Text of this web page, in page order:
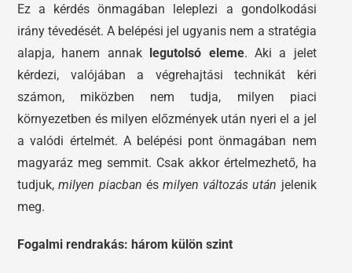
Ez a kérdés önmagában leleplezi a gondolkodási
irány tévedését. A belépési jel ugyanis nem a stratégia
alapja, hanem annak legutolsó eleme. Aki a jelet
kérdezi, valójában a végrehajtási technikát kéri
számon, miközben nem tudja, milyen piaci
környezetben és milyen előzmények után nyeri el a jel
a valódi értelmét. A belépési pont önmagában nem
magyaráz meg semmit. Csak akkor értelmezhető, ha
tudjuk,milyen piacban és milyen változás után jelenik
meg.
Fogalmi rendrakás: három külön szint